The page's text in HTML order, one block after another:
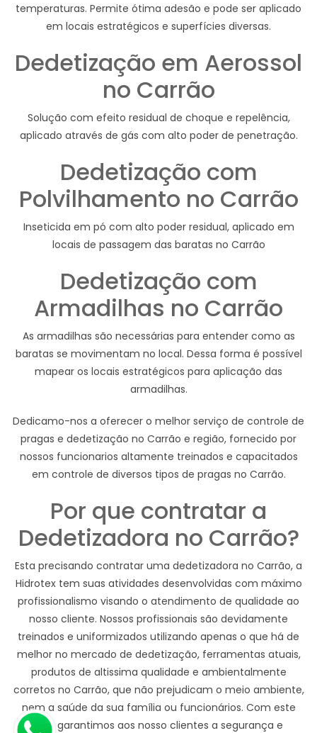
temperaturas. Permite ótima adesão e pode ser aplicado
em locais estratégicos e superfícies diversas.
Dedetização em Aerossol
no Carrão
Solução com efeito residual de choque e repelência,
aplicado através de gás com alto poder de penetração.
Dedetização com
Polvilhamento no Carrão
Inseticida em pó com alto poder residual, aplicado em
locais de passagem das baratas no Carrão
Dedetização com
Armadilhas no Carrão
As armadilhas são necessárias para entender como as
baratas se movimentam no local. Dessa forma é possível
mapear os locais estratégicos para aplicação das
armadilhas.
Dedicamo-nos a oferecer o melhor serviço de controle de
pragas e dedetização no Carrão e região, fornecido por
nossos funcionarios altamente treinados e capacitados
em controle de diversos tipos de pragas no Carrão.
Por que contratar a
Dedetizadora no Carrão?
Esta precisando contratar uma dedetizadora no Carrão, a
Hidrotex tem suas atividades desenvolvidas com máximo
profissionalismo visando o atendimento de qualidade ao
nosso cliente. Nossos profissionais são devidamente
treinados e uniformizados utilizando apenas o que há de
melhor no mercado de dedetização, ferramentas atuais,
produtos de altissima qualidade e ambientalmente
corretos no Carrão, que não prejudicam o meio ambiente,
nem a saúde da sua família ou funcionários. Com este
zelo garantimos aos nosso clientes a segurança e